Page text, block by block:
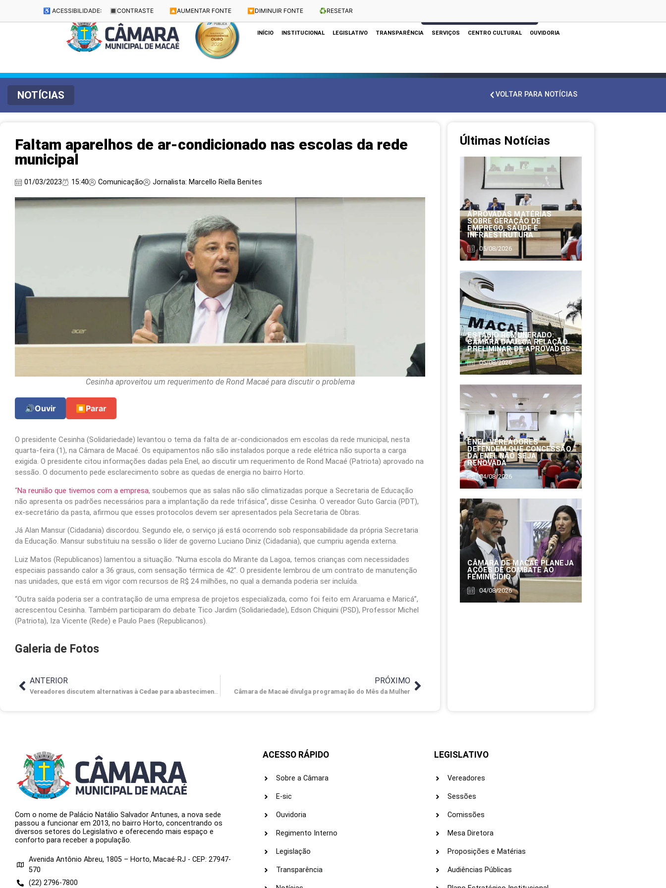
♿ ACESSIBILIDADE: 🔳 CONTRASTE 🔼 AUMENTAR FONTE 🔽 DIMINUIR FONTE ♻️RESETAR
Dias e Horários das Sessões: Terças e Quartas às 10h
INÍCIO INSTITUCIONAL LEGISLATIVO TRANSPARÊNCIA SERVIÇOS CENTRO CULTURAL OUVIDORIA
NOTÍCIAS VOLTAR PARA NOTÍCIAS
Faltam aparelhos de ar-condicionado nas escolas da rede
municipal
01/03/2023 15:40 Comunicação Jornalista: Marcello Riella Benites
Cesinha aproveitou um requerimento de Rond Macaé para discutir o problema
🔊Ouvir ⏹ Parar
O presidente Cesinha (Solidariedade) levantou o tema da falta de ar-condicionados em escolas da rede municipal, nesta
quarta-feira (1), na Câmara de Macaé. Os equipamentos não são instalados porque a rede elétrica não suporta a carga
exigida. O presidente citou informações dadas pela Enel, ao discutir um requerimento de Rond Macaé (Patriota) aprovado na
sessão. O documento pede esclarecimento sobre as quedas de energia no bairro Horto.
“Na reunião que tivemos com a empresa, soubemos que as salas não são climatizadas porque a Secretaria de Educação
não apresenta os padrões necessários para a implantação da rede trifásica”, disse Cesinha. O vereador Guto Garcia (PDT),
ex-secretário da pasta, afirmou que esses protocolos devem ser apresentados pela Secretaria de Obras.
Já Alan Mansur (Cidadania) discordou. Segundo ele, o serviço já está ocorrendo sob responsabilidade da própria Secretaria
da Educação. Mansur substituiu na sessão o líder de governo Luciano Diniz (Cidadania), que cumpriu agenda externa.
Luiz Matos (Republicanos) lamentou a situação. “Numa escola do Mirante da Lagoa, temos crianças com necessidades
especiais passando calor a 36 graus, com sensação térmica de 42”. O presidente lembrou de um contrato de manutenção
nas unidades, que está em vigor com recursos de R$ 24 milhões, no qual a demanda poderia ser incluída.
“Outra saída poderia ser a contratação de uma empresa de projetos especializada, como foi feito em Araruama e Maricá”,
acrescentou Cesinha. Também participaram do debate Tico Jardim (Solidariedade), Edson Chiquini (PSD), Professor Michel
(Patriota), Iza Vicente (Rede) e Paulo Paes (Republicanos).
Galeria de Fotos
Cesinha aproveitou um requerimento de Rond Macaé para discutir o problema
ANTERIOR
Vereadores discutem alternativas à Cedae para abastecimento de água
PRÓXIMO
Câmara de Macaé divulga programação do Mês da Mulher
Últimas Notícias
APROVADAS MATÉRIAS
SOBRE GERAÇÃO DE
EMPREGO, SAÚDE E
INFRAESTRUTURA
05/08/2026
ESTÁGIO REMUNERADO:
CÂMARA DIVULGA RELAÇÃO
PRELIMINAR DE APROVADOS
05/08/2026
ENEL: VEREADORES
DEFENDEM QUE CONCESSÃO
DA ENEL NÃO SEJA
RENOVADA
04/08/2026
CÂMARA DE MACAÉ PLANEJA
AÇÕES DE COMBATE AO
FEMINICÍDIO
04/08/2026
Com o nome de Palácio Natálio Salvador Antunes, a nova sede
passou a funcionar em 2013, no bairro Horto, concentrando os
diversos setores do Legislativo e oferecendo mais espaço e
conforto para receber a população.
Avenida Antônio Abreu, 1805 – Horto, Macaé-RJ - CEP: 27947-
570
(22) 2796-7800
ACESSO RÁPIDO
Sobre a Câmara
E-sic
Ouvidoria
Regimento Interno
Legislação
Transparência
LEGISLATIVO
Vereadores
Sessões
Comissões
Mesa Diretora
Proposições e Matérias
Audiências Públicas